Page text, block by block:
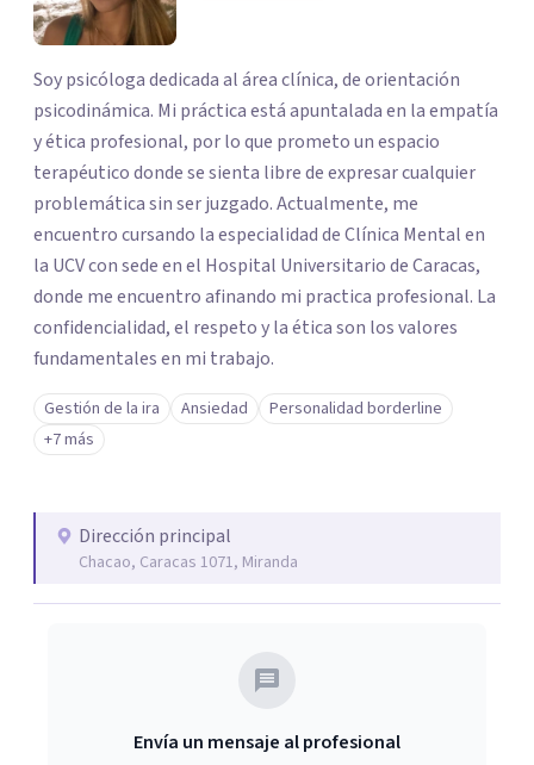
Soy psicóloga dedicada al área clínica, de orientación
psicodinámica. Mi práctica está apuntalada en la empatía
y ética profesional, por lo que prometo un espacio
terapéutico donde se sienta libre de expresar cualquier
problemática sin ser juzgado. Actualmente, me
encuentro cursando la especialidad de Clínica Mental en
la UCV con sede en el Hospital Universitario de Caracas,
donde me encuentro afinando mi practica profesional. La
confidencialidad, el respeto y la ética son los valores
fundamentales en mi trabajo.
Gestión de la ira Ansiedad
Personalidad borderline
+7 más
Dirección principal
Chacao, Caracas 1071, Miranda
Envía un mensaje al profesional